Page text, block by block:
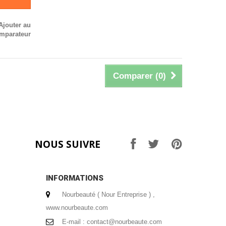
au
Comparer (0)
NOUS SUIVRE
INFORMATIONS
Nourbeauté ( Nour Entreprise ) ,
www.nourbeaute.com
E-mail : contact@nourbeaute.com